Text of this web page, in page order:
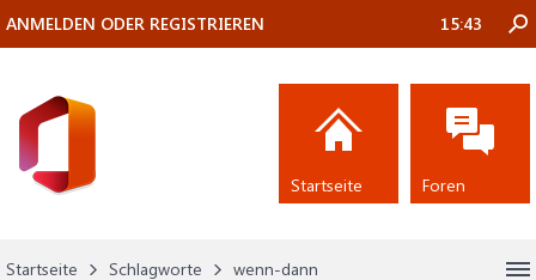
Startseite Schlagworte wenn-dann
ANMELDEN ODER REGISTRIEREN 15:43
Startseite Foren